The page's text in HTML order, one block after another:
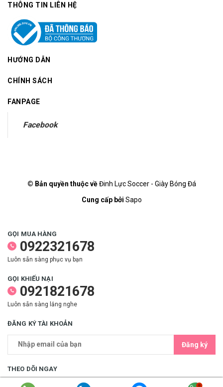
THÔNG TIN LIÊN HỆ
HƯỚNG DẪN
CHÍNH SÁCH
FANPAGE
Facebook
© Bản quyền thuộc vềĐinh Lực Soccer - Giày Bóng Đá
Cung cấp bởi Sapo
GỌI MUA HÀNG
0922321678
Luôn sẵn sàng phục vụ bạn
GỌI KHIẾU NẠI
0921821678
Luôn sẵn sàng lắng nghe
ĐĂNG KÝ TÀI KHOẢN
Đăng ký
THEO DÕI NGAY